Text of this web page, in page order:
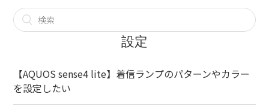
設定
【AQUOS sense4 lite】着信ランプのパターンやカラー
を設定したい